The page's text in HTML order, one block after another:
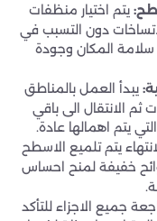
يتم اختيار منظفات
دون التسبب في
المكان وجودة
يبدأ العمل بالمناطق
ثم الانتقال الى باقي
يتم اهمالها عادة.
يتم تلميع الاسطح
خفيفة لمنح احساس
جميع الاجزاء للتأكد